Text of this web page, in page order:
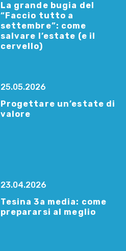
La grande bugia del
“Faccio tutto a
settembre”: come
salvare l’estate (e il
cervello)
25.05.2026
Progettare un’estate di
valore
23.04.2026
Tesina 3a media: come
prepararsi al meglio